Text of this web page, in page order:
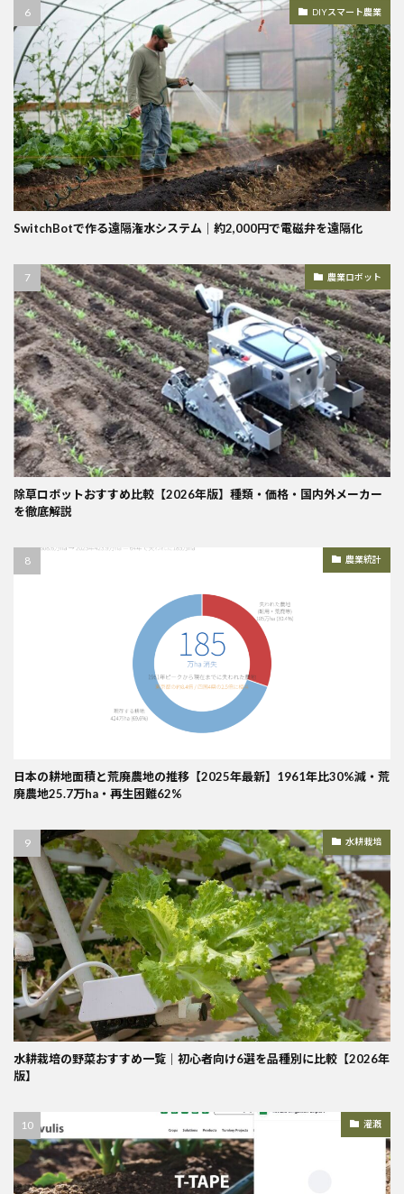
DIYスマート農業
SwitchBotで作る遠隔潅水システム｜約2,000円で電磁弁を遠隔化
農業ロボット
除草ロボットおすすめ比較【2026年版】種類・価格・国内外メーカー
を徹底解説
農業統計
日本の耕地面積と荒廃農地の推移【2025年最新】1961年比30%減・荒
廃農地25.7万ha・再生困難62%
水耕栽培
水耕栽培の野菜おすすめ一覧｜初心者向け6選を品種別に比較【2026年
版】
灌漑